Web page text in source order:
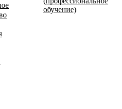
обучение)